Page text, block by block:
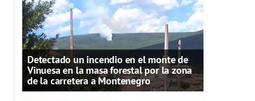
Detectado un incendio en el monte de
Vinuesa en la masa forestal por la zona
de la carretera a Montenegro